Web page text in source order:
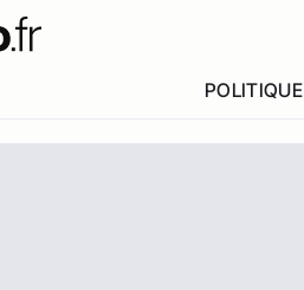
POLITIQUE